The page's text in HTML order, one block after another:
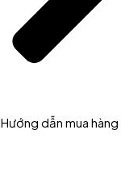
Hướng dẫn mua hàng